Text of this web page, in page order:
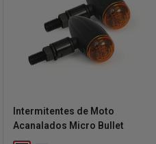
Intermitentes de Moto
Acanalados Micro Bullet